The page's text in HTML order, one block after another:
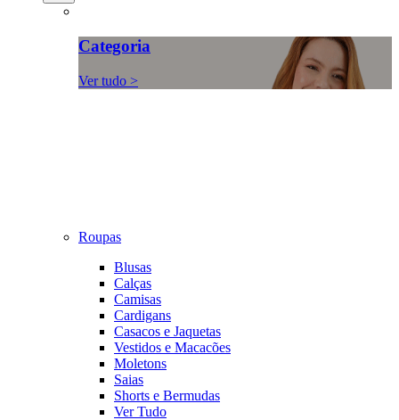
Categoria
Ver tudo >
Roupas
Blusas
Calças
Camisas
Cardigans
Casacos e Jaquetas
Vestidos e Macacões
Moletons
Saias
Shorts e Bermudas
Ver Tudo